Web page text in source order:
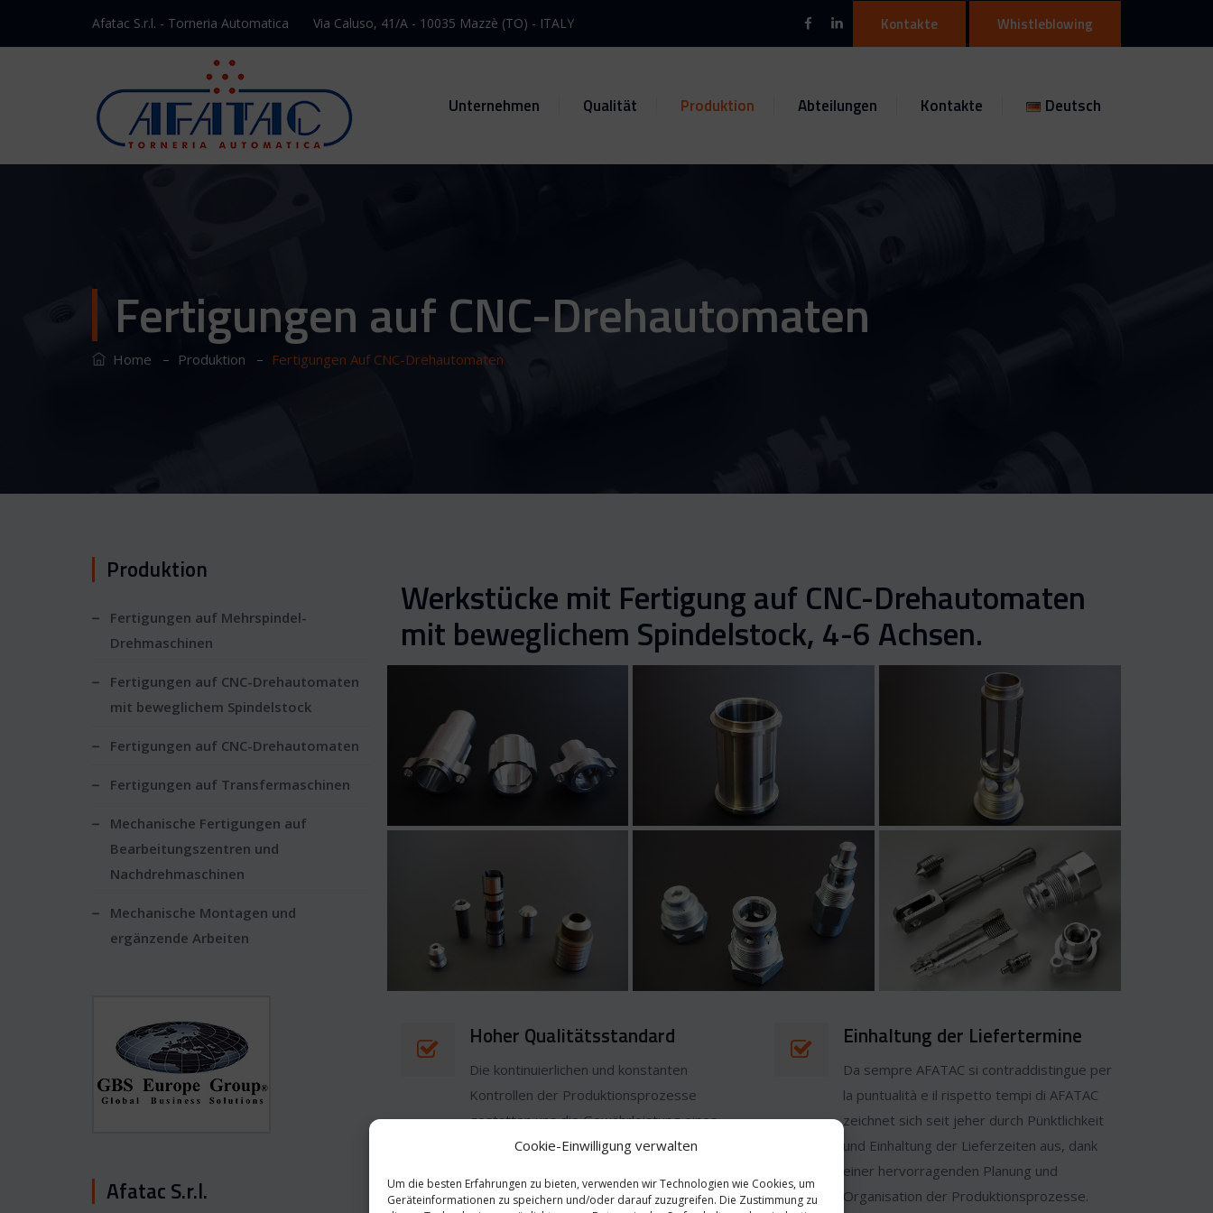
Cookie-Einwilligung verwalten
Um die besten Erfahrungen zu bieten, verwenden wir Technologien wie Cookies, um
Geräteinformationen zu speichern und/oder darauf zuzugreifen. Die Zustimmung zu
Afatac S.r.l. - Torneria Automatica Via Caluso, 41/A - 10035 Mazzè (TO) - ITALY Kontakte Whistleblowing
Unternehmen Qualität Produktion Abteilungen Kontakte Deutsch
Fertigungen auf CNC-Drehautomaten
Home – Produktion – Fertigungen Auf CNC-Drehautomaten
Werkstücke mit Fertigung auf CNC-Drehautomaten
mit beweglichem Spindelstock, 4-6 Achsen.
Hoher Qualitätsstandard
Die kontinuierlichen und konstanten
Kontrollen der Produktionsprozesse
gestatten uns die Gewährleistung eines
hohen Qualitätsmaßstabs.
Einhaltung der Liefertermine
Da sempre AFATAC si contraddistingue per
la puntualità e il rispetto tempi di AFATAC
zeichnet sich seit jeher durch Pünktlichkeit
und Einhaltung der Lieferzeiten aus, dank
einer hervorragenden Planung und
Organisation der Produktionsprozesse.
Produktion
Fertigungen auf Mehrspindel-
Drehmaschinen
Fertigungen auf CNC-Drehautomaten
mit beweglichem Spindelstock
Fertigungen auf CNC-Drehautomaten
Fertigungen auf Transfermaschinen
Mechanische Fertigungen auf
Bearbeitungszentren und
Nachdrehmaschinen
Mechanische Montagen und
ergänzende Arbeiten
Afatac S.r.l.